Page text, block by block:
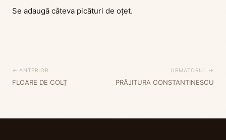
Se adaugă câteva picături de oțet.
← ANTERIOR
FLOARE DE COLȚ
URMĂTORUL →
PRĂJITURA CONSTANTINESCU